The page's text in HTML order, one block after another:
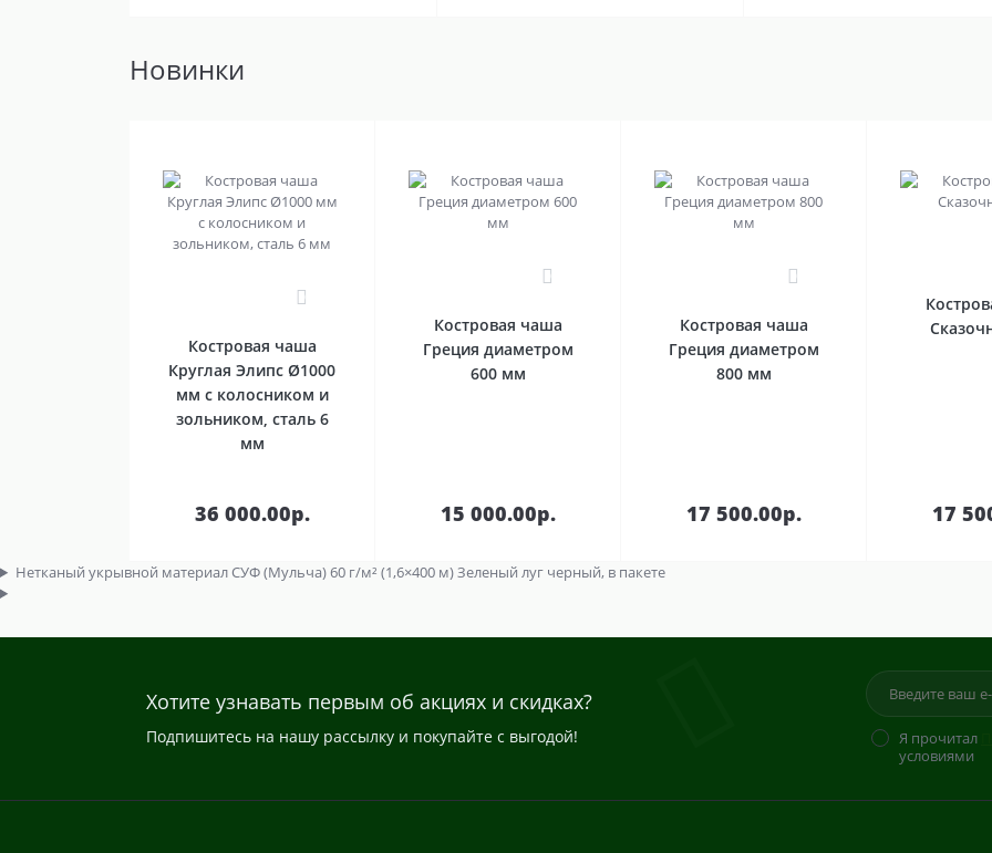
Новинки
Костровая чаша
Круглая Элипс Ø1000
мм с колосником и
зольником, сталь 6
мм
36 000.00р.
корзину
Костровая чаша
Греция диаметром
600 мм
15 000.00р.
корзину
Костровая чаша
Греция диаметром
800 мм
17 500.00р.
корзину
17
Нетканый укрывной материал СУФ (Мульча) 60 г/м² (1,6×400 м) Зеленый луг черный, в пакете
Хотите узнавать первым об акциях и скидках?
Подпишитесь на нашу рассылку и покупайте с выгодой! Я прочитал
условиями